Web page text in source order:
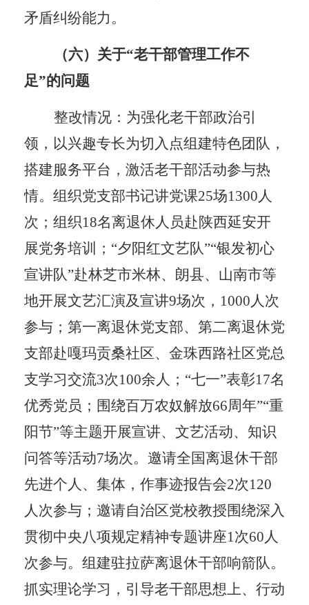
矛盾纠纷能力。
（六）关于“老干部管理工作不
足”的问题
整改情况：为强化老干部政治引
领，以兴趣专长为切入点组建特色团队，
搭建服务平台，激活老干部活动参与热
情。组织党支部书记讲党课25场1300人
次；组织18名离退休人员赴陕西延安开
展党务培训；“夕阳红文艺队”“银发初心
宣讲队”赴林芝市米林、朗县、山南市等
地开展文艺汇演及宣讲9场次，1000人次
参与；第一离退休党支部、第二离退休党
支部赴嘎玛贡桑社区、金珠西路社区党总
支学习交流3次100余人；“七一”表彰17名
优秀党员；围绕百万农奴解放66周年”“重
阳节”等主题开展宣讲、文艺活动、知识
问答等活动7场次。邀请全国离退休干部
先进个人、集体，作事迹报告会2次120
人次参与；邀请自治区党校教授围绕深入
贯彻中央八项规定精神专题讲座1次60人
次参与。组建驻拉萨离退休干部响箭队。
抓实理论学习，引导老干部思想上、行动